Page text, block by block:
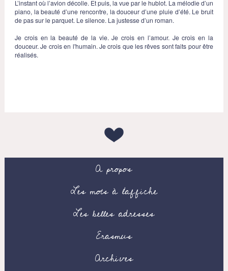
L’instant où l’avion décolle. Et puis, la vue par le hublot. La mélodie d’un
piano, la beauté d’une rencontre, la douceur d’une pluie d’été. Le bruit
de pas sur le parquet. Le silence. La justesse d’un roman.
Je crois en la beauté de la vie. Je crois en l’amour. Je crois en la
douceur. Je crois en l'humain. Je crois que les rêves sont faits pour être
réalisés.
A propos
Les mots à l’affiche
Les belles adresses
Erasmus
Archives